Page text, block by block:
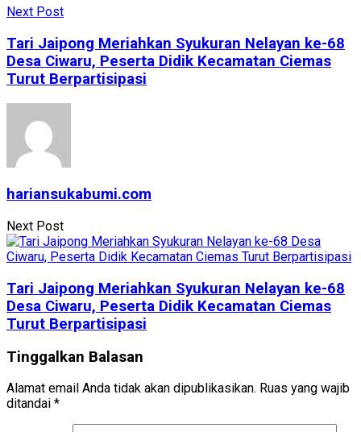
Next Post
Tari Jaipong Meriahkan Syukuran Nelayan ke-68
Desa Ciwaru, Peserta Didik Kecamatan Ciemas
Turut Berpartisipasi
hariansukabumi.com
Next Post
Tari Jaipong Meriahkan Syukuran Nelayan ke-68
Desa Ciwaru, Peserta Didik Kecamatan Ciemas
Turut Berpartisipasi
Tinggalkan Balasan
Alamat email Anda tidak akan dipublikasikan. Ruas yang wajib
ditandai *